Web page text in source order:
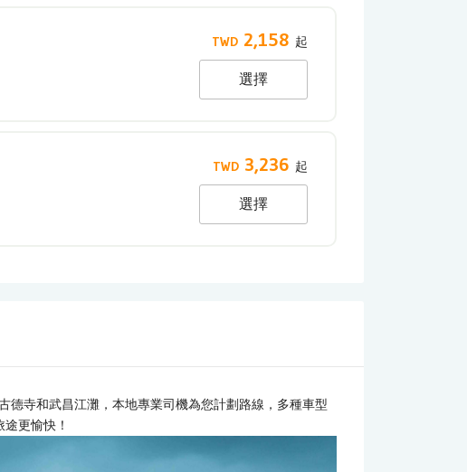
2,158
選擇
3,236
選擇
德寺和武昌江灘，本地專業司機為您計劃路線，多種車型
更愉快！